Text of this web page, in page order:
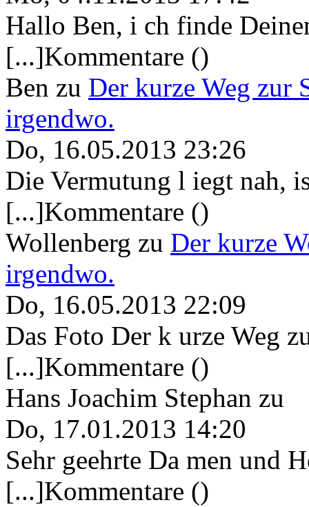
Hallo Ben, i ch finde
[...]Kommentare ()
Ben zu Der kurze Weg zur
irgendwo.
Do, 16.05.2013 23:26
Die Vermutung l iegt nah,
[...]Kommentare ()
Wollenberg zu Der kurze
irgendwo.
Do, 16.05.2013 22:09
Das Foto Der k urze Weg
[...]Kommentare ()
Hans Joachim Stephan zu
Do, 17.01.2013 14:20
Sehr geehrte Da men und
[...]Kommentare ()